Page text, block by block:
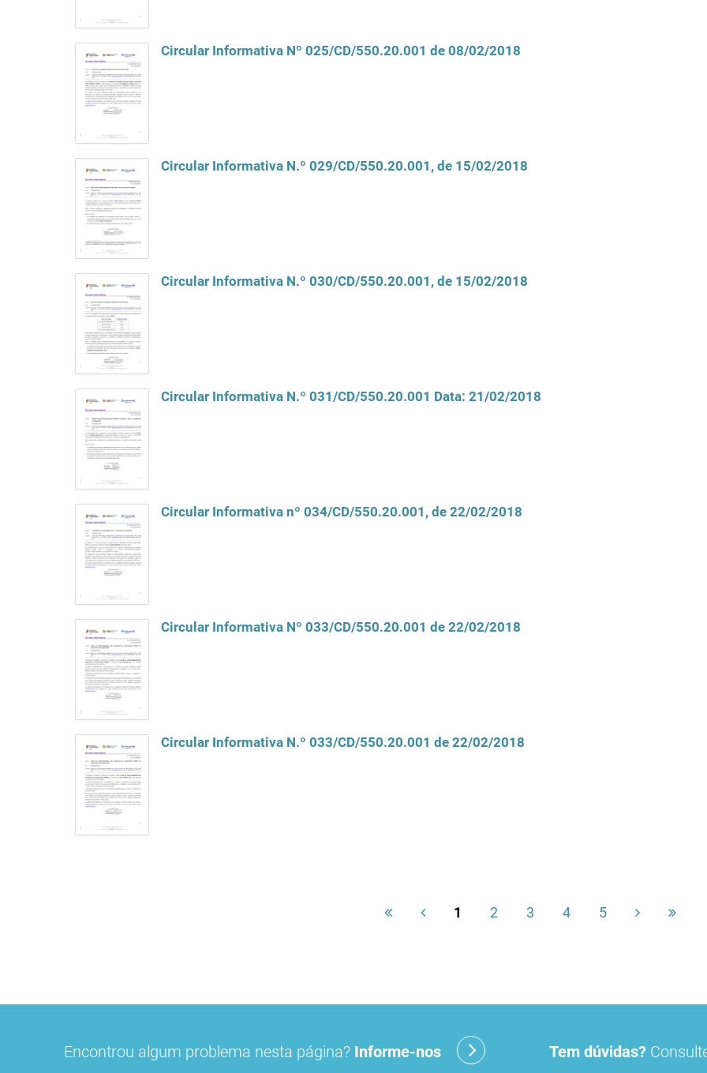
Circular Informativa Nº 025/CD/550.20.001 de 08/02/2018
Circular Informativa N.º 029/CD/550.20.001, de 15/02/2018
Circular Informativa N.º 030/CD/550.20.001, de 15/02/2018
Circular Informativa N.º 031/CD/550.20.001 Data: 21/02/2018
Circular Informativa nº 034/CD/550.20.001, de 22/02/2018
Circular Informativa Nº 033/CD/550.20.001 de 22/02/2018
Circular Informativa N.º 033/CD/550.20.001 de 22/02/2018
1 2 3 4 5
Encontrou algum problema nesta página? Informe-nos Tem dúvidas?